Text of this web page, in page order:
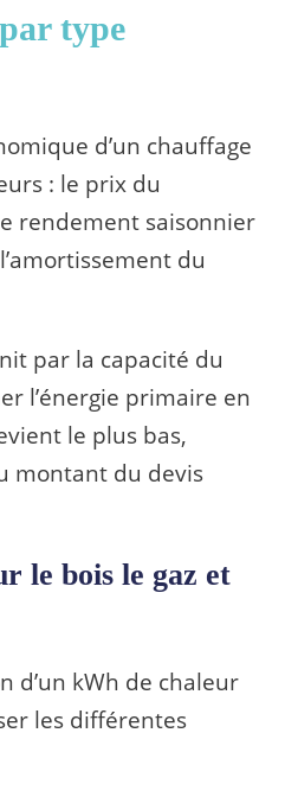
type
d’un chauffage
: le prix du
rendement saisonnier
du
par la capacité du
l’énergie primaire en
le plus bas,
montant du devis
le bois le gaz et
d’un kWh de chaleur
les différentes